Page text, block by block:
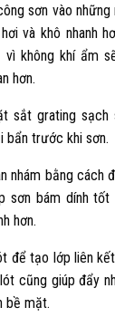
sơn vào
và khô nhanh
vì không khí ẩm
hơn.
sắt grating
bẩn trước khi sơn.
nhám bằng cách
sơn bám dính
hơn.
để tạo lớp liên
cũng giúp đẩy
bề mặt.